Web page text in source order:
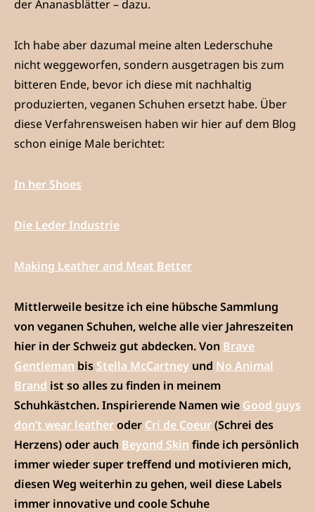
der Ananasblätter – dazu.
Ich habe aber dazumal meine alten Lederschuhe
nicht weggeworfen, sondern ausgetragen bis zum
bitteren Ende, bevor ich diese mit nachhaltig
produzierten, veganen Schuhen ersetzt habe. Über
diese Verfahrensweisen haben wir hier auf dem Blog
schon einige Male berichtet:
In her Shoes
Die Leder Industrie
Making Leather and Meat Better
Mittlerweile besitze ich eine hübsche Sammlung
von veganen Schuhen, welche alle vier Jahreszeiten
hier in der Schweiz gut abdecken. Von Brave
Gentleman bis Stella McCartney und No Animal
Brand ist so alles zu finden in meinem
Schuhkästchen. Inspirierende Namen wie Good guys
don’t wear leatheroder Cri de Coeur(Schrei des
Herzens) oder auch Beyond Skin finde ich persönlich
immer wieder super treffend und motivieren mich,
diesen Weg weiterhin zu gehen, weil diese Labels
immer innovative und coole Schuhe